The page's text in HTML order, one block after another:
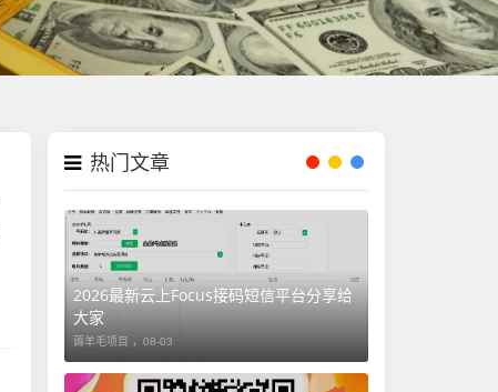
热门文章
2026最新云上Focus接码短信平台分享给
大家
薅羊毛项目 ， 08-03